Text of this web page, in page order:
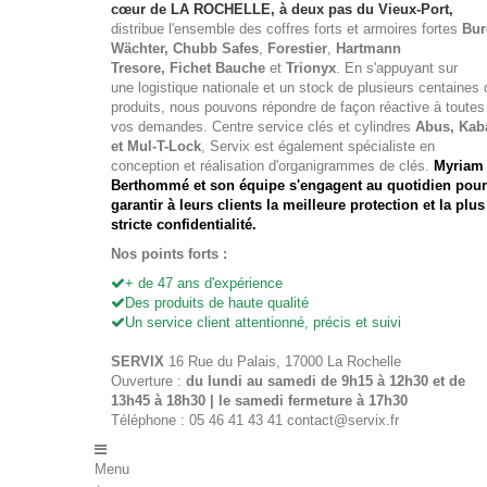
cœur de LA ROCHELLE, à deux pas du Vieux-Port,
distribue l'ensemble des coffres forts et armoires fortes
Wächter, Chubb Safes, Forestier, Hartmann
Tresore, Fichet Bauche et Trionyx. En s'appuyant sur
une logistique nationale et un stock de plusieurs centaines
produits, nous pouvons répondre de façon réactive à toutes
vos demandes. Centre service clés et cylindres Abus,
et Mul-T-Lock, Servix est également spécialiste en
conception et réalisation d'organigrammes de clés. Myriam
Berthommé et son équipe s'engagent au quotidien pour
garantir à leurs clients la meilleure protection et la plus
stricte confidentialité.
Nos points forts :
+ de 47 ans d'expérience
Des produits de haute qualité
Un service client attentionné, précis et suivi
SERVIX 16 Rue du Palais, 17000 La Rochelle
Ouverture : du lundi au samedi de 9h15 à 12h30 et de
13h45 à 18h30 | le samedi fermeture à 17h30
Téléphone : 05 46 41 43 41 contact@servix.fr
Menu